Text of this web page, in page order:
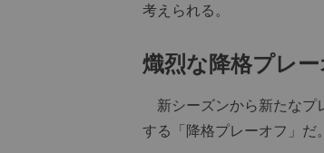
考えられる。
熾烈な降格プレー
新シーズンから新たなプ
する「降格プレーオフ」だ。